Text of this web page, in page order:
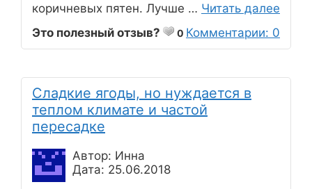
коричневых пятен. Лучше … Читать далее
Это полезный отзыв?
0 Комментарии: 0
Сладкие ягоды, но нуждается в
теплом климате и частой
пересадке
Автор: Инна
Дата: 25.06.2018